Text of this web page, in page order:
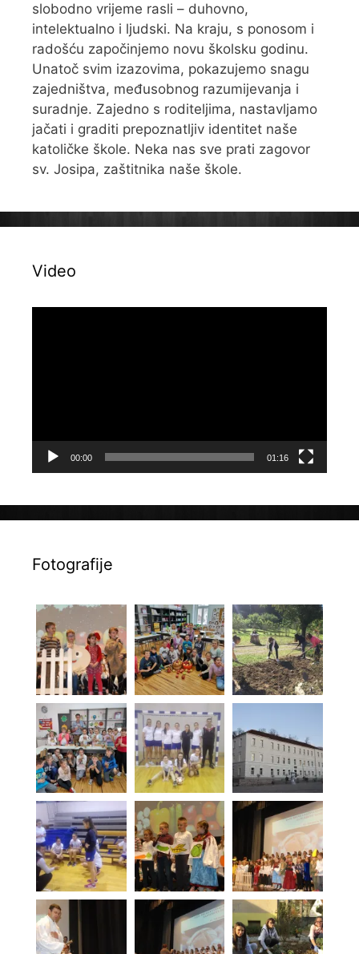
slobodno vrijeme rasli – duhovno,
intelektualno i ljudski. Na kraju, s ponosom i
radošću započinjemo novu školsku godinu.
Unatoč svim izazovima, pokazujemo snagu
zajedništva, međusobnog razumijevanja i
suradnje. Zajedno s roditeljima, nastavljamo
jačati i graditi prepoznatljiv identitet naše
katoličke škole. Neka nas sve prati zagovor
sv. Josipa, zaštitnika naše škole.
Video
00:00 01:16
Fotografije